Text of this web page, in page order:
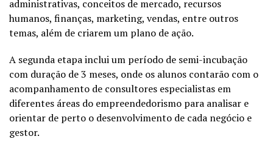
administrativas, conceitos de mercado, recursos
humanos, finanças, marketing, vendas, entre outros
temas, além de criarem um plano de ação.
A segunda etapa inclui um período de semi-incubação
com duração de 3 meses, onde os alunos contarão com o
acompanhamento de consultores especialistas em
diferentes áreas do empreendedorismo para analisar e
orientar de perto o desenvolvimento de cada negócio e
gestor.